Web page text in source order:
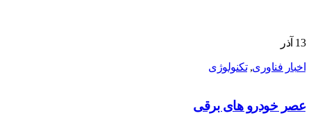
13 آذر
اخبار فناوری,تکنولوژی
عصر خودرو های برقی